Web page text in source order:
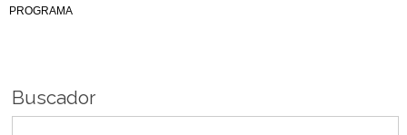
PROGRAMA
Buscador